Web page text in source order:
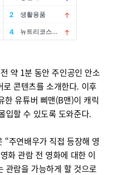
약 1분 동안 주인공인 안소
콘텐츠를 소개한다. 이후
한 유튜버 삐맨(B맨)이 캐릭
입할 수 있도록 도와준다.
“주연배우가 직접 등장해 영
화 관람 전 영화에 대한 이
관람을 가능하게 할 것으로